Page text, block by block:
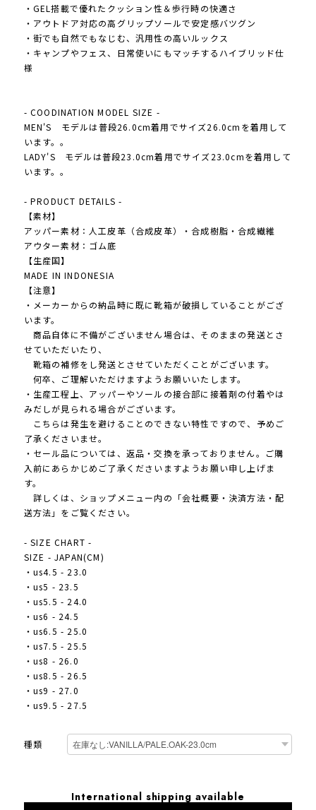
・GEL搭載で優れたクッション性＆歩行時の快適さ
・アウトドア対応の高グリップソールで安定感バツグン
・街でも自然でもなじむ、汎用性の高いルックス
・キャンプやフェス、日常使いにもマッチするハイブリッド仕
様
- COODINATION MODEL SIZE -
MEN'S モデルは普段26.0cm着用でサイズ26.0cmを着用して
います。。
LADY'S モデルは普段23.0cm着用でサイズ23.0cmを着用して
います。。
- PRODUCT DETAILS -
【素材】
アッパー素材：人工皮革（合成皮革）・合成樹脂・合成繊維
アウター素材：ゴム底
【生産国】
MADE IN INDONESIA
【注意】
・メーカーからの納品時に既に靴箱が破損していることがござ
います。
商品自体に不備がございません場合は、そのままの発送とさ
せていただいたり、
靴箱の補修をし発送とさせていただくことがございます。
何卒、ご理解いただけますようお願いいたします。
・生産工程上、アッパーやソールの接合部に接着剤の付着やは
みだしが見られる場合がございます。
こちらは発生を避けることのできない特性ですので、予めご
了承くださいませ。
・セール品については、返品・交換を承っておりません。ご購
入前にあらかじめご了承くださいますようお願い申し上げま
す。
詳しくは、ショップメニュー内の「会社概要・決済方法・配
送方法」をご覧ください。
- SIZE CHART -
SIZE - JAPAN(CM)
・us4.5 - 23.0
・us5 - 23.5
・us5.5 - 24.0
・us6 - 24.5
・us6.5 - 25.0
・us7.5 - 25.5
・us8 - 26.0
・us8.5 - 26.5
・us9 - 27.0
・us9.5 - 27.5
種類
International shipping available